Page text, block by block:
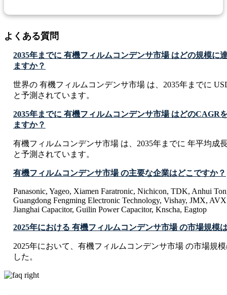
よくある質問
2035年までに 有機フィルムコンデンサ市場 はどの規模に
ますか？
世界の 有機フィルムコンデンサ市場 は、2035年までに
と予測されています。
2035年までに 有機フィルムコンデンサ市場 はどのCAGR
ますか？
有機フィルムコンデンサ市場 は、2035年までに 年平均成
と予測されています。
有機フィルムコンデンサ市場 の主要な企業はどこですか？
Panasonic, Yageo, Xiamen Faratronic, Nichicon, TDK, Anhui
Guangdong Fengming Electronic Technology, Vishay, JMX,
Jianghai Capacitor, Guilin Power Capacitor, Knscha, Eagtop
2025年における 有機フィルムコンデンサ市場 の市場規模
2025年において、有機フィルムコンデンサ市場 の市場規
した。